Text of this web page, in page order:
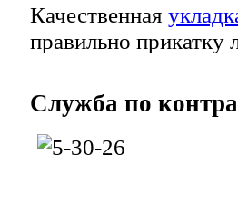
Качественная
правильно прикатку
Служба по